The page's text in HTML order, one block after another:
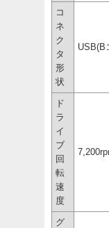
コ
ネ
ク
タ
形
状
USB(B
ド
ラ
イ
ブ
回
転
速
度
グ